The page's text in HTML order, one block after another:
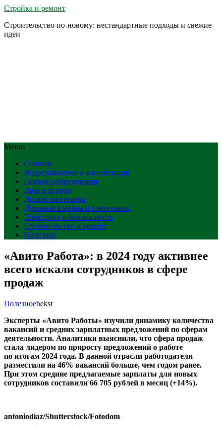
Стройка и ремонт
Строительство по-новому: нестандартные подходы и свежие
идеи
Меню
Главная
Водоснабжение и канализация
Газовое оборудование
Дача и огород
Дизайн интерьера
Душевые кабины и сантехника
Электрика и безопасность
Строительство и ремонт
Полезное
«Авито Работа»: в 2024 году активнее
всего искали сотрудников в сфере
продаж
Полезноеbekst
Эксперты «Авито Работы» изучили динамику количества
вакансий и средних зарплатных предложений по сферам
деятельности. Аналитики выяснили, что сфера продаж
стала лидером по приросту предложений о работе
по итогам 2024 года. В данной отрасли работодатели
разместили на 46% вакансий больше, чем годом ранее.
При этом средние предлагаемые зарплаты для новых
сотрудников составили 66 705 рублей в месяц (+14%).
antoniodiaz/Shutterstock/Fotodom